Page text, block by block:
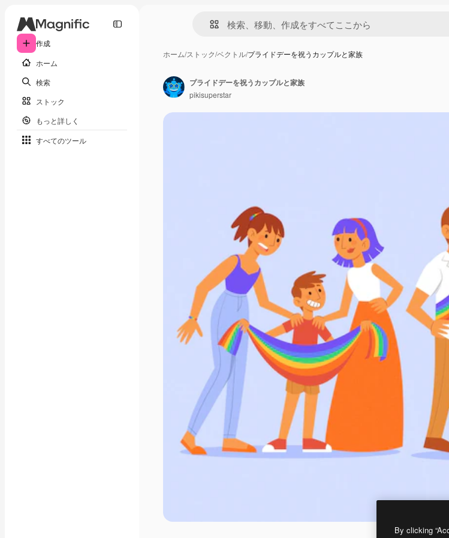
作成
ホーム
検索
ストック
もっと詳しく
すべてのツール
ホーム/ストック/ベクトル/プライドデーを祝うカップルと家族
プライドデーを祝うカップルと家族
pikisuperstar
By clicking